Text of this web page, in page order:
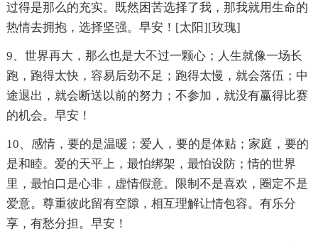
过得是那么的充实。既然困苦选择了我，那我就用生命的
热情去拥抱，选择坚强。早安！[太阳][玫瑰]
9、世界再大，那么也是大不过一颗心；人生就像一场长
跑，跑得太快，容易后劲不足；跑得太慢，就会落伍；中
途退出，就会断送以前的努力；不参加，就没有赢得比赛
的机会。早安！
10、感情，要的是温暖；爱人，要的是体贴；家庭，要的
是和睦。爱的天平上，最怕绑架，最怕设防；情的世界
里，最怕口是心非，虚情假意。限制不是喜欢，圈定不是
爱意。尊重彼此留有空隙，相互理解让情包容。有乐分
享，有愁分担。早安！